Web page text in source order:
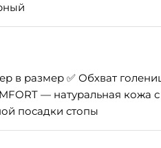
в размер ✅ Обхват
— натуральная кожа
посадки стопы